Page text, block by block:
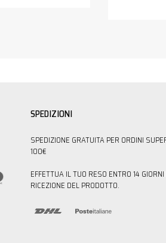
SPEDIZIONI
SPEDIZIONE GRATUITA PER ORDINI
100€
EFFETTUA IL TUO RESO ENTRO 14
RICEZIONE DEL PRODOTTO.